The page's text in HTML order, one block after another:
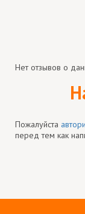
Нет отзывов о
Пожалуйста
перед тем как